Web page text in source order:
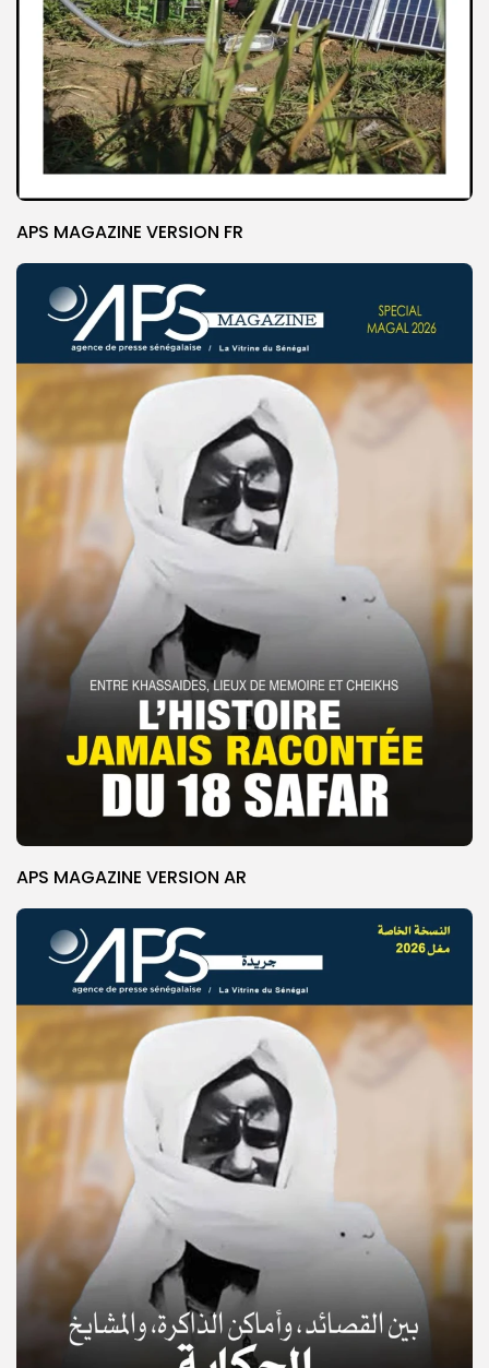
© Copyright 2025, APS
APS MAGAZINE VERSION FR
APS MAGAZINE VERSION AR